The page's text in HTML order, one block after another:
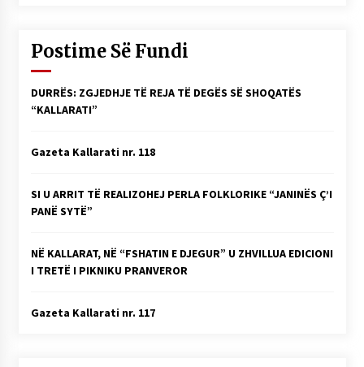
Postime Së Fundi
DURRËS: ZGJEDHJE TË REJA TË DEGËS SË SHOQATËS
“KALLARATI”
Gazeta Kallarati nr. 118
SI U ARRIT TË REALIZOHEJ PERLA FOLKLORIKE “JANINËS Ç’I
PANË SYTË”
NË KALLARAT, NË “FSHATIN E DJEGUR” U ZHVILLUA EDICIONI
I TRETË I PIKNIKU PRANVEROR
Gazeta Kallarati nr. 117